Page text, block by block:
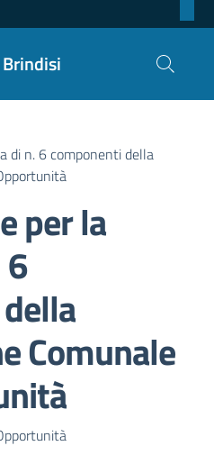
di n. 6 componenti della
per la
Comunale